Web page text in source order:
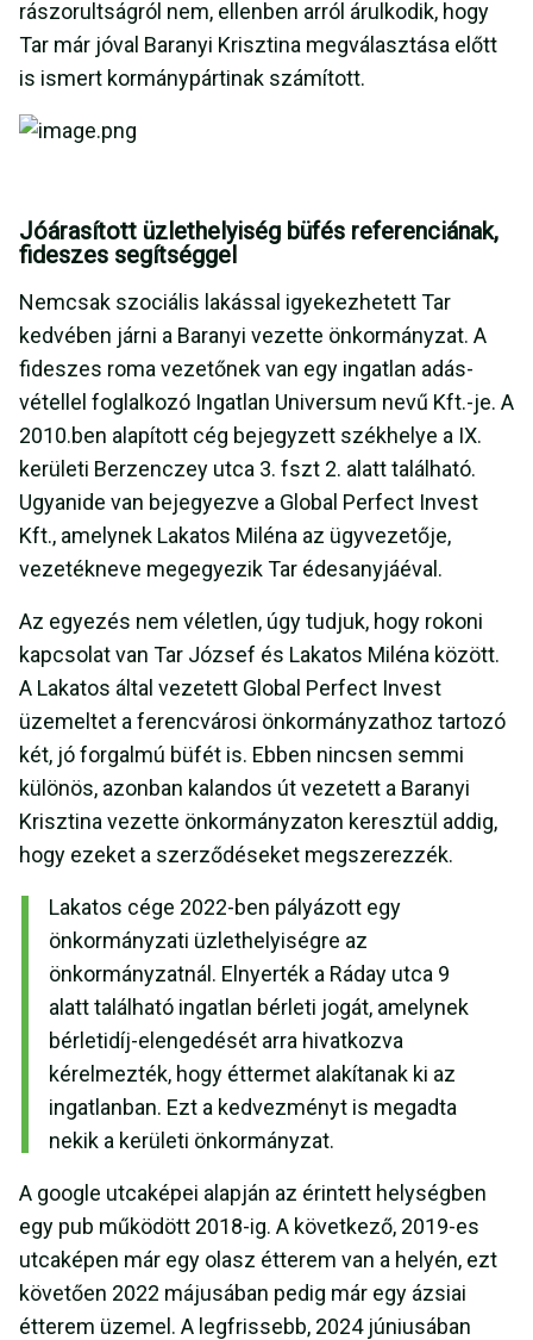
rászorultságról nem, ellenben arról árulkodik, hogy
Tar már jóval Baranyi Krisztina megválasztása előtt
is ismert kormánypártinak számított.
Jóárasított üzlethelyiség büfés referenciának,
fideszes segítséggel
Nemcsak szociális lakással igyekezhetett Tar
kedvében járni a Baranyi vezette önkormányzat. A
fideszes roma vezetőnek van egy ingatlan adás-
vétellel foglalkozó Ingatlan Universum nevű Kft.-je. A
2010.ben alapított cég bejegyzett székhelye a IX.
kerületi Berzenczey utca 3. fszt 2. alatt található.
Ugyanide van bejegyezve a Global Perfect Invest
Kft., amelynek Lakatos Miléna az ügyvezetője,
vezetékneve megegyezik Tar édesanyjáéval.
Az egyezés nem véletlen, úgy tudjuk, hogy rokoni
kapcsolat van Tar József és Lakatos Miléna között.
A Lakatos által vezetett Global Perfect Invest
üzemeltet a ferencvárosi önkormányzathoz tartozó
két, jó forgalmú büfét is. Ebben nincsen semmi
különös, azonban kalandos út vezetett a Baranyi
Krisztina vezette önkormányzaton keresztül addig,
hogy ezeket a szerződéseket megszerezzék.
Lakatos cége 2022-ben pályázott egy
önkormányzati üzlethelyiségre az
önkormányzatnál. Elnyerték a Ráday utca 9
alatt található ingatlan bérleti jogát, amelynek
bérletidíj-elengedését arra hivatkozva
kérelmezték, hogy éttermet alakítanak ki az
ingatlanban. Ezt a kedvezményt is megadta
nekik a kerületi önkormányzat.
A google utcaképei alapján az érintett helységben
egy pub működött 2018-ig. A következő, 2019-es
utcaképen már egy olasz étterem van a helyén, ezt
követően 2022 májusában pedig már egy ázsiai
étterem üzemel. A legfrissebb, 2024 júniusában